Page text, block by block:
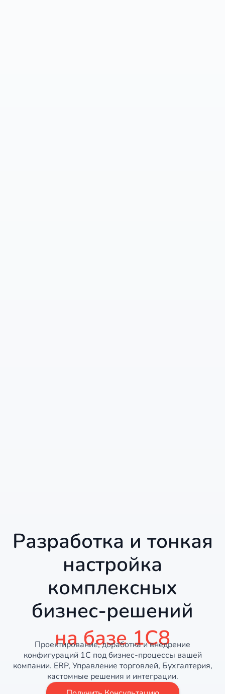
Разработка и тонкая
настройка
комплексных
бизнес-решений
на базе 1С8
Проектирование, доработка и внедрение
конфигураций 1С под бизнес-процессы вашей
компании. ERP, Управление торговлей, Бухгалтерия,
кастомные решения и интеграции.